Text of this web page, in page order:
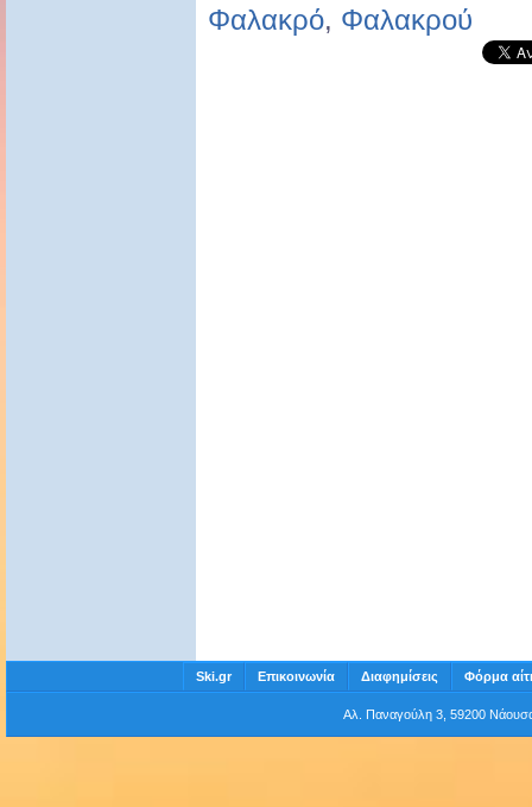
Φαλακρό, Φαλακρού
Ski.gr Επικοινωνία Διαφημίσεις Φόρμα
Αλ. Παναγούλη 3, 59200